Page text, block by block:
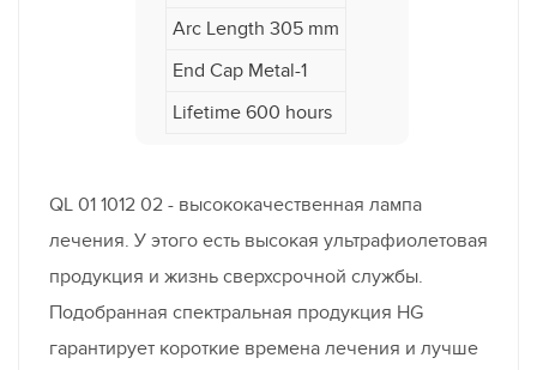
Arc Length 305 mm
End Cap Metal-1
Lifetime 600 hours
QL 01 1012 02 - высококачественная лампа
лечения. У этого есть высокая ультрафиолетовая
продукция и жизнь сверхсрочной службы.
Подобранная спектральная продукция HG
гарантирует короткие времена лечения и лучше